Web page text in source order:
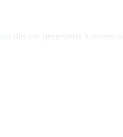
die uw gegevens kunnen